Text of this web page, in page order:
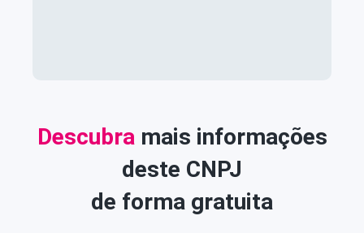
Descubra mais informações
deste CNPJ
de forma gratuita